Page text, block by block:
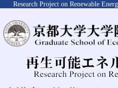
Research Project on Renewable